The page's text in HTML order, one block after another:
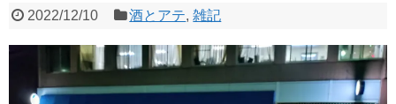
2022/12/10 酒とアテ,雑記